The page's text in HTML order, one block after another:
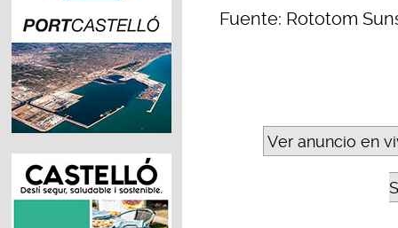
Fuente: Rototom
Ver anuncio en